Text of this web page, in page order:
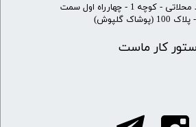
کار ماست
​آدرس فروشگاه: قم - بلوار شهید محلاتی - کوچه 1 - چهارراه اول سمت